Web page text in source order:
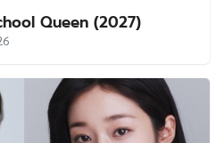
Queen (2027)